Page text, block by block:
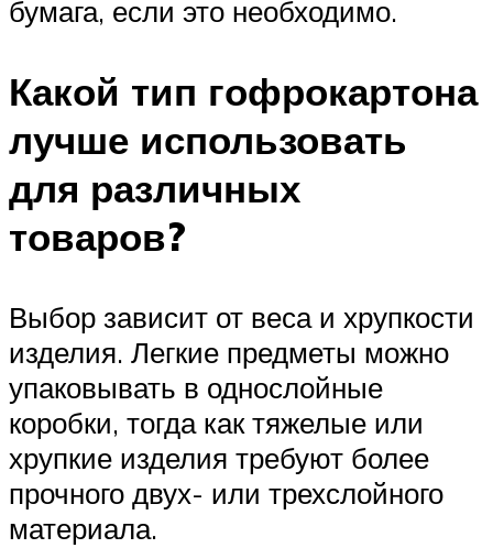
бумага, если это необходимо.
Какой тип гофрокартона
лучше использовать
для различных
товаров?
Выбор зависит от веса и хрупкости
изделия. Легкие предметы можно
упаковывать в однослойные
коробки, тогда как тяжелые или
хрупкие изделия требуют более
прочного двух- или трехслойного
материала.